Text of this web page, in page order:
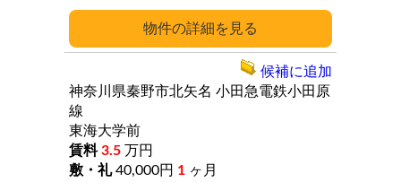
詳細
神奈川県秦野市北矢名 小田急電鉄小田原
線
東海大学前
3.5 万円
40,000円 1 ヶ月
候補に追加